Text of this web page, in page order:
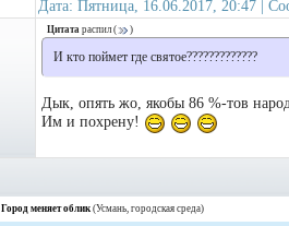
Дата: Пятница, 16.06.2017, 20:47 |
Цитата распил ( )
И кто поймет где святое?????????????
Дык, опять жо, якобы 86 %-тов
Им и похрену!
Город меняет облик (Усмань, городская среда)